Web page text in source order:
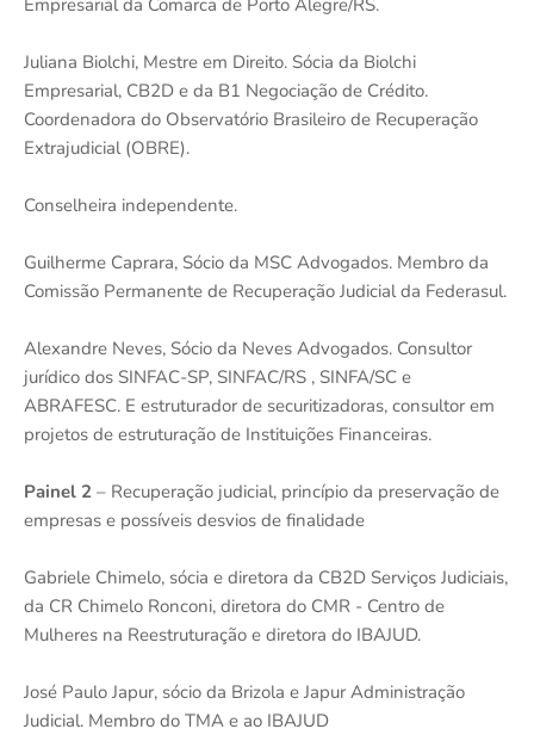
Empresarial da Comarca de Porto Alegre/RS.
Juliana Biolchi, Mestre em Direito. Sócia da Biolchi
Empresarial, CB2D e da B1 Negociação de Crédito.
Coordenadora do Observatório Brasileiro de Recuperação
Extrajudicial (OBRE).
Conselheira independente.
Guilherme Caprara, Sócio da MSC Advogados. Membro da
Comissão Permanente de Recuperação Judicial da Federasul.
Alexandre Neves, Sócio da Neves Advogados. Consultor
jurídico dos SINFAC-SP, SINFAC/RS , SINFA/SC e
ABRAFESC. E estruturador de securitizadoras, consultor em
projetos de estruturação de Instituições Financeiras.
Painel 2 – Recuperação judicial, princípio da preservação de
empresas e possíveis desvios de finalidade
Gabriele Chimelo, sócia e diretora da CB2D Serviços Judiciais,
da CR Chimelo Ronconi, diretora do CMR - Centro de
Mulheres na Reestruturação e diretora do IBAJUD.
José Paulo Japur, sócio da Brizola e Japur Administração
Judicial. Membro do TMA e ao IBAJUD